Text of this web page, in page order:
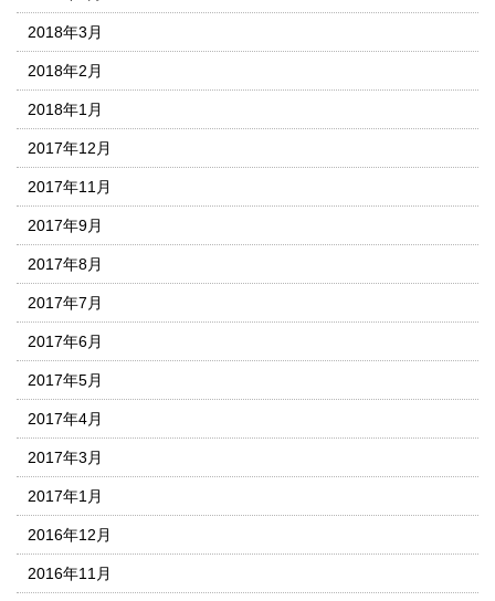
2018年3月
2018年2月
2018年1月
2017年12月
2017年11月
2017年9月
2017年8月
2017年7月
2017年6月
2017年5月
2017年4月
2017年3月
2017年1月
2016年12月
2016年11月